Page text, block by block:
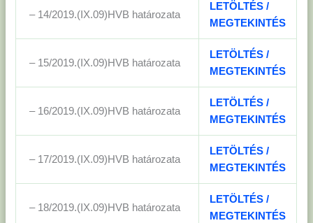
– 14/2019.(IX.09)HVB határozata
LETÖLTÉS /
MEGTEKINTÉS
– 15/2019.(IX.09)HVB határozata
LETÖLTÉS /
MEGTEKINTÉS
– 16/2019.(IX.09)HVB határozata
LETÖLTÉS /
MEGTEKINTÉS
– 17/2019.(IX.09)HVB határozata
LETÖLTÉS /
MEGTEKINTÉS
– 18/2019.(IX.09)HVB határozata
LETÖLTÉS /
MEGTEKINTÉS